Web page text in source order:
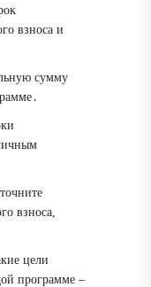
взноса и
сумму
взноса,
цели
программе –